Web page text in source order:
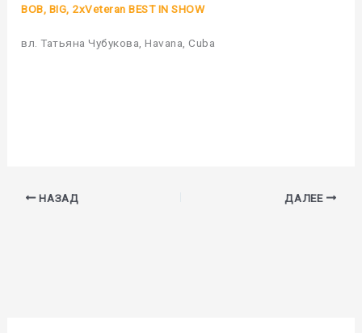
BOB, BIG, 2xVeteran BEST IN SHOW
вл. Татьяна Чубукова, Havana, Cuba
НАЗАД ДАЛЕЕ